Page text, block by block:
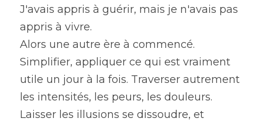
J'avais appris à guérir, mais je n'avais pas
appris à vivre.
Alors une autre ère à commencé.
Simplifier, appliquer ce qui est vraiment
utile un jour à la fois. Traverser autrement
les intensités, les peurs, les douleurs.
Laisser les illusions se dissoudre, et